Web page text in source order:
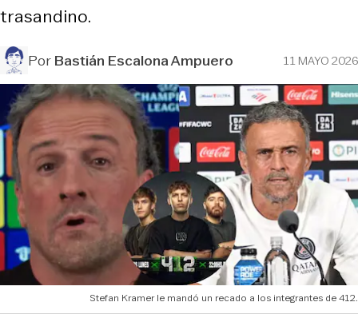
trasandino.
PorBastián Escalona Ampuero 11 MAYO 2026
Stefan Kramer le mandó un recado a los integrantes de 412.